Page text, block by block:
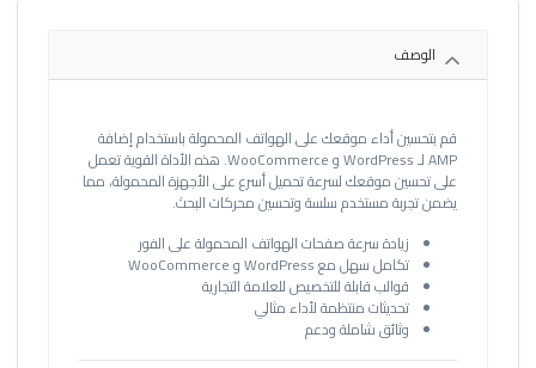
الوصف
قم بتحسين أداء موقعك على الهواتف المحمولة باستخدام إضافة
AMP لـ WordPress و WooCommerce. هذه الأداة القوية تعمل
على تحسين موقعك لسرعة تحميل أسرع على الأجهزة المحمولة، مما
يضمن تجربة مستخدم سلسة وتحسين محركات البحث.
زيادة سرعة صفحات الهواتف المحمولة على الفور
تكامل سهل مع WordPress و WooCommerce
قوالب قابلة للتخصيص للعلامة التجارية
تحديثات منتظمة لأداء مثالي
وثائق شاملة ودعم